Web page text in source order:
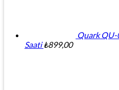
Quark
Saati ₺899,00